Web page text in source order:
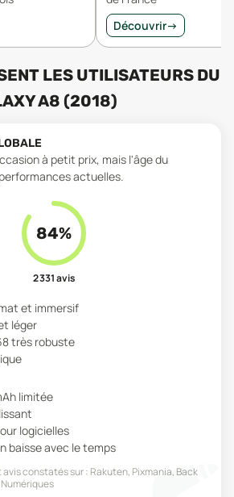
Découvrir→
LES UTILISATEURS DU
A8 (2018)
à petit prix, mais l'âge du
actuelles.
84%
2 331avis
et immersif
léger
très robuste
limitée
logicielles
baisse avec le temps
constatés sur : Rakuten, Pixmania, Back